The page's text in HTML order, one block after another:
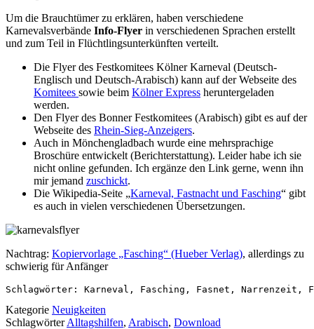
Um die Brauchtümer zu erklären, haben verschiedene
Karnevalsverbände Info-Flyer in verschiedenen Sprachen erstellt
und zum Teil in Flüchtlingsunterkünften verteilt.
Die Flyer des Festkomitees Kölner Karneval (Deutsch-
Englisch und Deutsch-Arabisch) kann auf der Webseite des
Komitees sowie beim Kölner Express heruntergeladen
werden.
Den Flyer des Bonner Festkomitees (Arabisch) gibt es auf der
Webseite des Rhein-Sieg-Anzeigers.
Auch in Mönchengladbach wurde eine mehrsprachige
Broschüre entwickelt (Berichterstattung). Leider habe ich sie
nicht online gefunden. Ich ergänze den Link gerne, wenn ihn
mir jemand zuschickt.
Die Wikipedia-Seite „Karneval, Fastnacht und Fasching“ gibt
es auch in vielen verschiedenen Übersetzungen.
Nachtrag: Kopiervorlage „Fasching“ (Hueber Verlag), allerdings zu
schwierig für Anfänger
Schlagwörter: Karneval, Fasching, Fasnet, Narrenzeit,
Kategorie Neuigkeiten
SchlagwörterAlltagshilfen, Arabisch, Download